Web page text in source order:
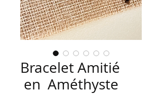
Bracelet Amitié
en Améthyste